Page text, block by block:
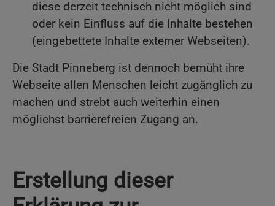
diese derzeit technisch nicht möglich sind
oder kein Einfluss auf die Inhalte bestehen
(eingebettete Inhalte externer Webseiten).
Die Stadt Pinneberg ist dennoch bemüht ihre
Webseite allen Menschen leicht zugänglich zu
machen und strebt auch weiterhin einen
möglichst barrierefreien Zugang an.
Erstellung dieser